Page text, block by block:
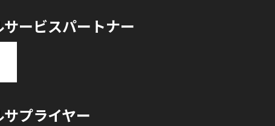
ービスパートナー
プライヤー